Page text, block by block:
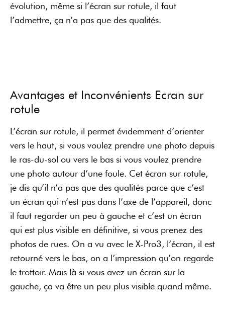
évolution, même si l’écran sur rotule, il faut
l’admettre, ça n’a pas que des qualités.
Avantages et Inconvénients Ecran sur
rotule
L’écran sur rotule, il permet évidemment d’orienter
vers le haut, si vous voulez prendre une photo depuis
le ras-du-sol ou vers le bas si vous voulez prendre
une photo autour d’une foule. Cet écran sur rotule,
je dis qu’il n’a pas que des qualités parce que c’est
un écran qui n’est pas dans l’axe de l’appareil, donc
il faut regarder un peu à gauche et c’est un écran
qui est plus visible en définitive, si vous prenez des
photos de rues. On a vu avec le X-Pro3, l’écran, il est
retourné vers le bas, on a l’impression qu’on regarde
le trottoir. Mais là si vous avez un écran sur la
gauche, ça va être un peu plus visible quand même.